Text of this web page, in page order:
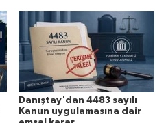
Danıştay'dan 4483 sayılı
Kanun uygulamasına dair